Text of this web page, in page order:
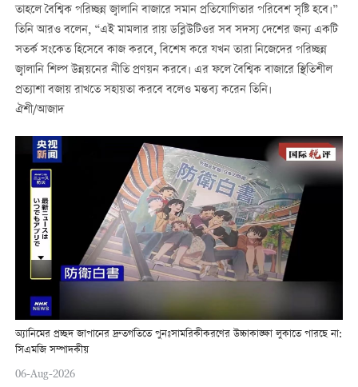
তাহলে বৈশ্বিক পরিচ্ছন্ন জ্বালানি বাজারে সমান প্রতিযোগিতার পরিবেশ সৃষ্টি হবে।”
তিনি আরও বলেন, “এই মামলার রায় ডব্লিউটিওর সব সদস্য দেশের জন্য একটি
সতর্ক সংকেত হিসেবে কাজ করবে, বিশেষ করে যখন তারা নিজেদের পরিচ্ছন্ন
জ্বালানি শিল্প উন্নয়নের নীতি প্রণয়ন করবে। এর ফলে বৈশ্বিক বাজারে স্থিতিশীল
প্রত্যাশা বজায় রাখতে সহায়তা করবে বলেও মন্তব্য করেন তিনি।
ঐশী/আজাদ
অ্যানিমের প্রচ্ছদ জাপানের দ্রুতগতিতে পুনঃসামরিকীকরণের উচ্চাকাঙ্ক্ষা লুকাতে পারছে না:
সিএমজি সম্পাদকীয়
06-Aug-2026